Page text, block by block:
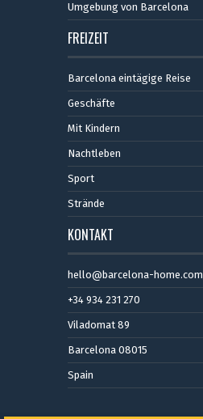
Umgebung von Barcelona
FREIZEIT
Barcelona eintägige Reise
Geschäfte
Mit Kindern
Nachtleben
Sport
Strände
KONTAKT
hello@barcelona-home.com
+34 934 231 270
Viladomat 89
Barcelona 08015
Spain